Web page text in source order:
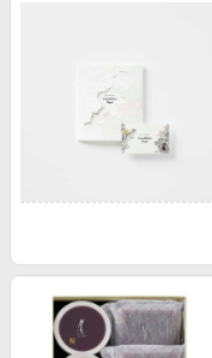
ペット・花・DIY・車
旅行・レジャー・ホテル
金融・マネー・保険
とことん買い物チャレンジ
Apple公式サイト×楽天カ
Samsung ボーナスキャ
週末の高還元 夏の長期版